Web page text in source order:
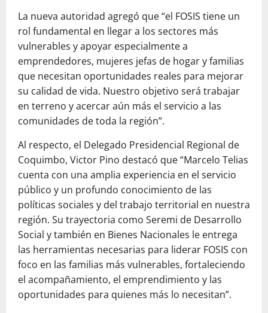
La nueva autoridad agregó que “el FOSIS tiene un
rol fundamental en llegar a los sectores más
vulnerables y apoyar especialmente a
emprendedores, mujeres jefas de hogar y familias
que necesitan oportunidades reales para mejorar
su calidad de vida. Nuestro objetivo será trabajar
en terreno y acercar aún más el servicio a las
comunidades de toda la región”.
Al respecto, el Delegado Presidencial Regional de
Coquimbo, Victor Pino destacó que “Marcelo Telias
cuenta con una amplia experiencia en el servicio
público y un profundo conocimiento de las
políticas sociales y del trabajo territorial en nuestra
región. Su trayectoria como Seremi de Desarrollo
Social y también en Bienes Nacionales le entrega
las herramientas necesarias para liderar FOSIS con
foco en las familias más vulnerables, fortaleciendo
el acompañamiento, el emprendimiento y las
oportunidades para quienes más lo necesitan”.